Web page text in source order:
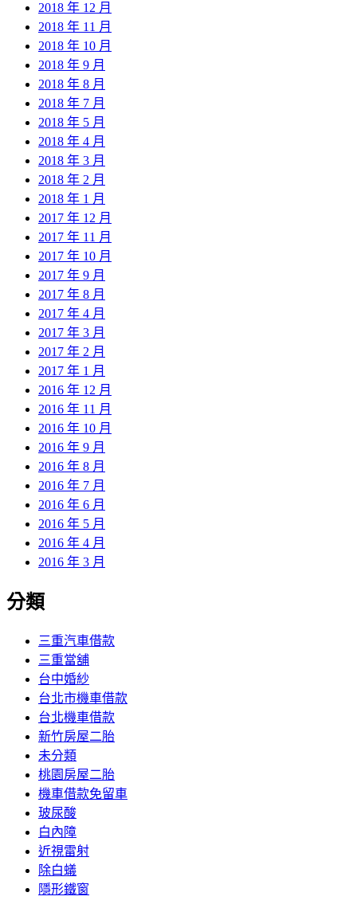
2018 年 12 月
2018 年 11 月
2018 年 10 月
2018 年 9 月
2018 年 8 月
2018 年 7 月
2018 年 5 月
2018 年 4 月
2018 年 3 月
2018 年 2 月
2018 年 1 月
2017 年 12 月
2017 年 11 月
2017 年 10 月
2017 年 9 月
2017 年 8 月
2017 年 4 月
2017 年 3 月
2017 年 2 月
2017 年 1 月
2016 年 12 月
2016 年 11 月
2016 年 10 月
2016 年 9 月
2016 年 8 月
2016 年 7 月
2016 年 6 月
2016 年 5 月
2016 年 4 月
2016 年 3 月
分類
三重汽車借款
三重當舖
台中婚紗
台北市機車借款
台北機車借款
新竹房屋二胎
未分類
桃園房屋二胎
機車借款免留車
玻尿酸
白內障
近視雷射
除白蟻
隱形鐵窗